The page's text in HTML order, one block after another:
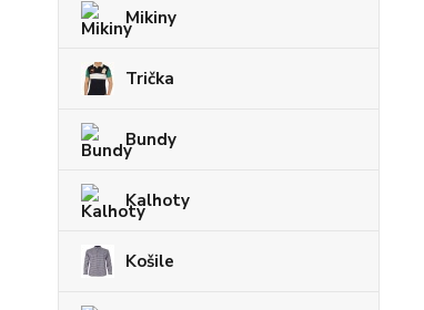
Mikiny
Trička
Bundy
Kalhoty
Košile